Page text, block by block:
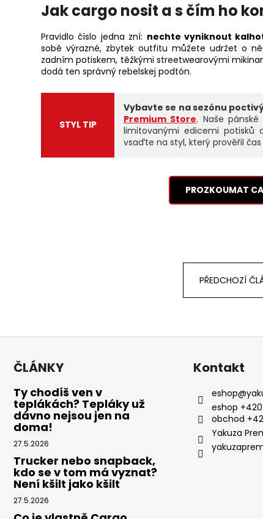
Jak cargo nosit a s čím ho
Pravidlo číslo jedna zní: nechte vyniknout
sobě výrazné, zbytek outfitu můžete udržet o
zadním potiskem, těžkými streetwearovými
dodá ten správný rebelskej podtón.
STYL TIP
Vybavte se na sezónu
Premium Store. Naše
limitovanými edicemi potisků
vsaďte na styl, který prověřil
PROZKOUMAT
PŘEDCHOZÍ
ČLÁNKY
Ty chodíš ven v
teplákách? Tepláky už
dávno nejsou jen na
doma!
27.5.2026
Trucker nebo snapback,
kdo se v tom má vyznat?
Není kšilt jako kšilt
27.5.2026
Kontakt
eshop@
eshop
obchod
Yakuza